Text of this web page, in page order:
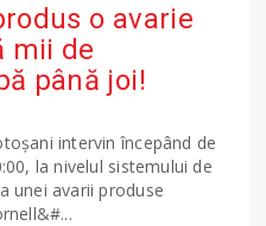
o avarie
mii de
până joi!
intervin începând de
la nivelul sistemului de
unei avarii produse